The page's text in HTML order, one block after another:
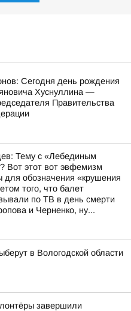
Сегодня день рождения
Хуснуллина —
Правительства
Тему с «Лебединым
Вот этот вот эвфемизм
для обозначения «крушения
того, что балет
по ТВ в день смерти
и Черненко, ну...
в Вологодской области
завершили